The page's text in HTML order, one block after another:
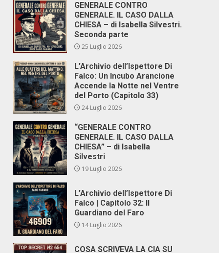
GENERALE CONTRO
GENERALE. IL CASO DALLA
CHIESA – di Isabella Silvestri.
Seconda parte
25 Luglio 2026
L’Archivio dell’Ispettore Di
Falco: Un Incubo Arancione
Accende la Notte nel Ventre
del Porto (Capitolo 33)
24 Luglio 2026
“GENERALE CONTRO
GENERALE. IL CASO DALLA
CHIESA” – di Isabella
Silvestri
19 Luglio 2026
L’Archivio dell’Ispettore Di
Falco | Capitolo 32: Il
Guardiano del Faro
14 Luglio 2026
COSA SCRIVEVA LA CIA SU